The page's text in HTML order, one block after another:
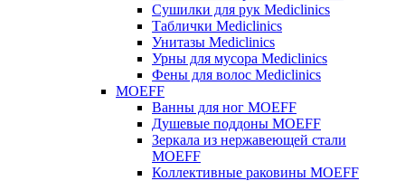
Сушилки для рук Mediclinics
Таблички Mediclinics
Унитазы Mediclinics
Урны для мусора Mediclinics
Фены для волос Mediclinics
MOEFF
Ванны для ног MOEFF
Душевые поддоны MOEFF
Зеркала из нержавеющей стали
MOEFF
Коллективные раковины MOEFF